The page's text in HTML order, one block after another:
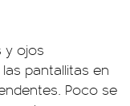
y ojos
pantallitas en
Poco se